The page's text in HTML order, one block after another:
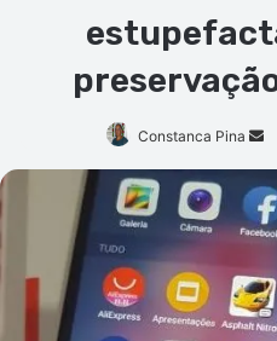
Constanca Pina
e-